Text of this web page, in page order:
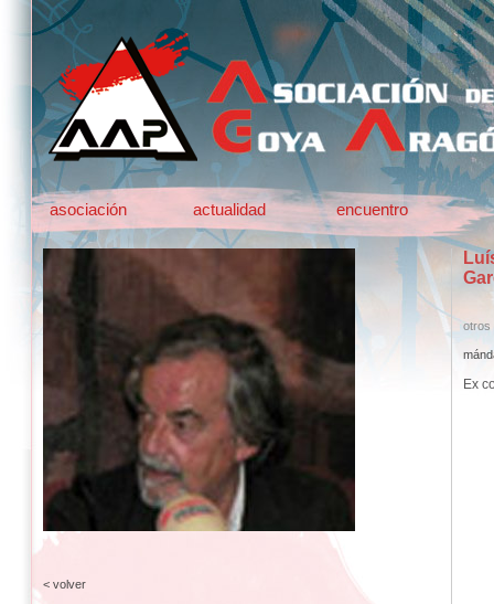
asociación actualidad encuentro
< volver
otros
Ex